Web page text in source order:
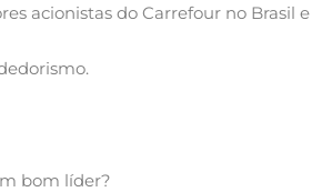
acionistas do Carrefour no Brasil
bom líder?